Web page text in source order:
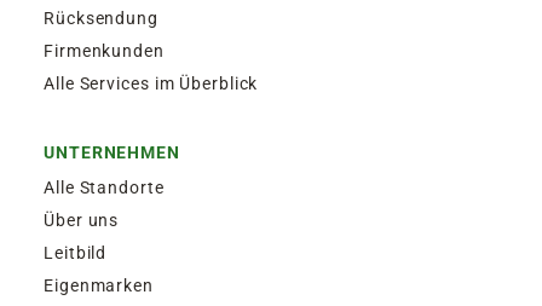
Rücksendung
Firmenkunden
Alle Services im Überblick
UNTERNEHMEN
Alle Standorte
Über uns
Leitbild
Eigenmarken